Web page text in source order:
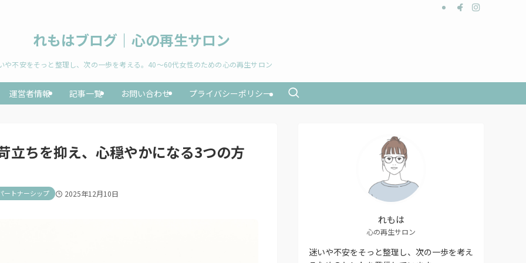
れもはブログ｜心の再生サロン
や不安をそっと整理し、次の一歩を考える。40〜60代女性のための心の再生サロン
運営者情報 記事一覧 お問い合わせ プライバシーポリシー
立ちを抑え、心穏やかになる3つの方
ートナーシップ 2025年12月10日
れもは
心の再生サロン
迷いや不安をそっと整理し、次の一歩を考え